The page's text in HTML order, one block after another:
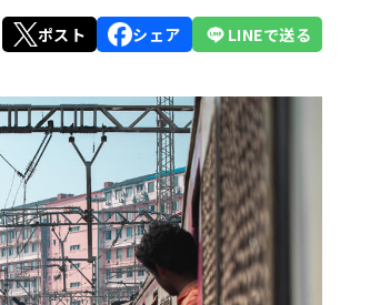
ポスト シェア LINEで送る